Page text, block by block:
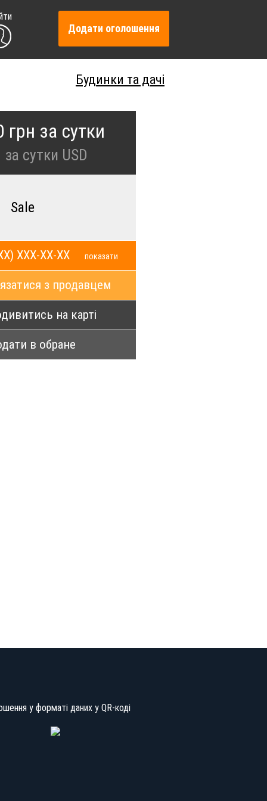
Додати оголошення
Будинки та дачі
грн за сутки
за сутки USD
Sale
XXX-XX-XX показати
з продавцем
на карті
в обране
у форматі даних у QR-коді